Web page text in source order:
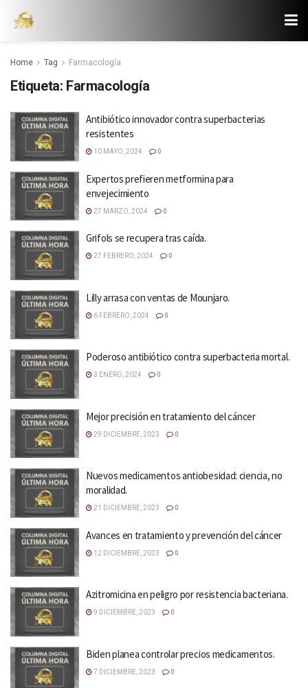
Home Tag Farmacología
Etiqueta: Farmacología
Antibiótico innovador contra superbacterias
resistentes
10 MAYO, 2024 0
Expertos prefieren metformina para
envejecimiento
27 MARZO, 2024 0
Grifols se recupera tras caída.
27 FEBRERO, 2024 0
Lilly arrasa con ventas de Mounjaro.
6 FEBRERO, 2024 0
Poderoso antibiótico contra superbacteria mortal.
3 ENERO, 2024 0
Mejor precisión en tratamiento del cáncer
29 DICIEMBRE, 2023 0
Nuevos medicamentos antiobesidad: ciencia, no
moralidad.
21 DICIEMBRE, 2023 0
Avances en tratamiento y prevención del cáncer
12 DICIEMBRE, 2023 0
Azitromicina en peligro por resistencia bacteriana.
9 DICIEMBRE, 2023 0
Biden planea controlar precios medicamentos.
7 DICIEMBRE, 2023 0